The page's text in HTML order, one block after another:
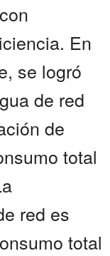
En
se logró
de red
de
total
red es
total